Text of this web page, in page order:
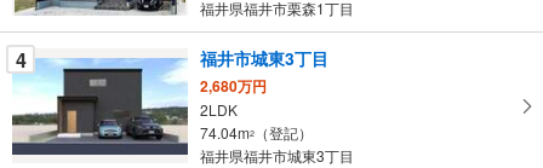
す
る
福井県福井市栗森1丁目
4 福井市城東3丁目
2,680万円
2LDK
74.04m2
（登記）
福井県福井市城東3丁目